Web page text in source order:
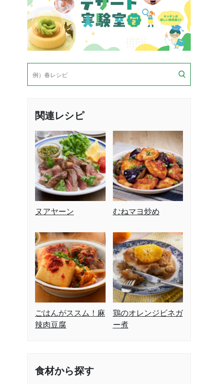
検
索
関連レシピ
ヌアヤーン むねマヨ炒め
ごはんがススム！麻
辣肉豆腐
鶏のオレンジビネガ
ー煮
食材から探す